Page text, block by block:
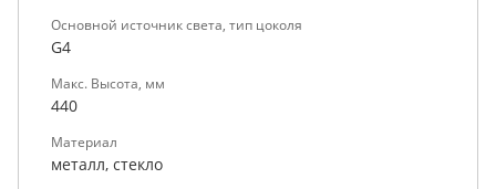
Основной источник света, тип цоколя
G4
Макс. Высота, мм
440
Материал
металл, стекло